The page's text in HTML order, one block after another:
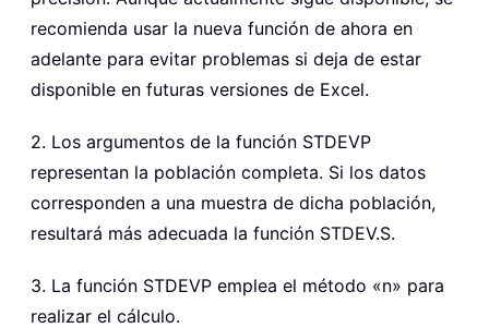
recomienda usar la nueva función de ahora en
adelante para evitar problemas si deja de estar
disponible en futuras versiones de Excel.
2. Los argumentos de la función STDEVP
representan la población completa. Si los datos
corresponden a una muestra de dicha población,
resultará más adecuada la función STDEV.S.
3. La función STDEVP emplea el método «n» para
realizar el cálculo.